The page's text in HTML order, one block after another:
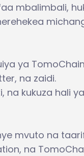
mbalimbali,
ya
na zaidi.
na kukuza hali
mvuto na
na